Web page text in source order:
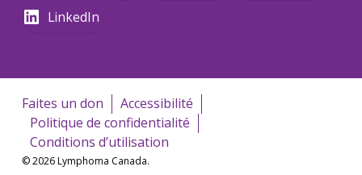
LinkedIn
Faites un don
Accessibilité
Politique de confidentialité
Conditions d’utilisation
© 2026 Lymphoma Canada.